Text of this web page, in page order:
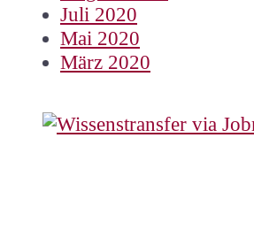
Juli 2020
Mai 2020
März 2020